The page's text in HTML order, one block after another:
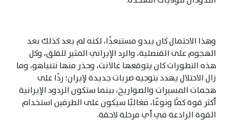
وهذا الاحتمال كان يبدو مستبعدًا، لكنه لم يعد كذلك بعد
الهجوم على القنصلية، والرد الإيراني المثير للقلق، وكل
هذه التطورات كان يتوقعها غالانت، وحذر منها نتنياهو، وما
زال الاحتلال يهدد بتوجيه ضربات جديدة لإيران؛ ردًا على
هجمات المسيرات والصواريخ، بينما ستكون الردود الإيرانية
أكثر قوة كمًّا ونوعًا، فغالبًا سيكون على الطرفين استخدام
القوة الرادعة في أي مرحلة لاحقة.